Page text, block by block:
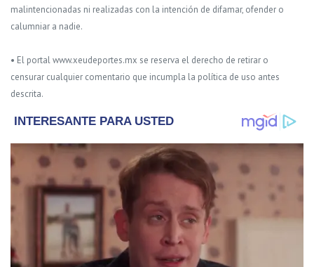
malintencionadas ni realizadas con la intención de difamar, ofender o
calumniar a nadie.
• El portal www.xeudeportes.mx se reserva el derecho de retirar o
censurar cualquier comentario que incumpla la política de uso antes
descrita.